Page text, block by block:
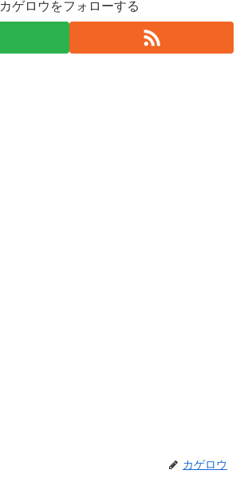
カゲロウをフォローする
カゲロウ